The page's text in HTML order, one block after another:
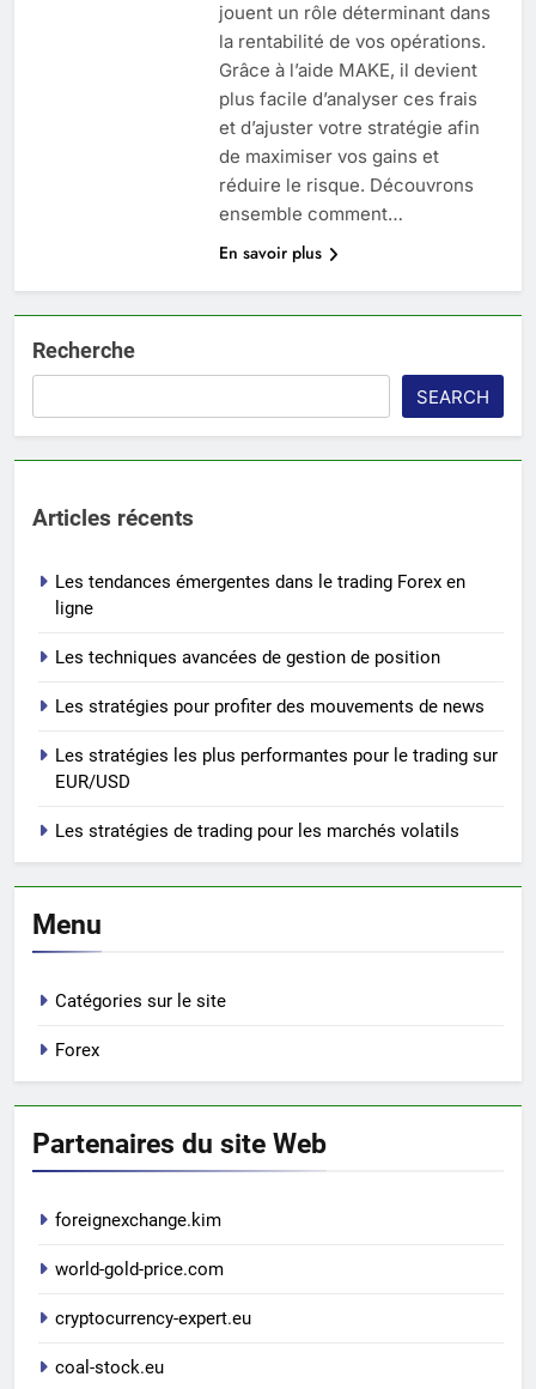
jouent un rôle déterminant dans
la rentabilité de vos opérations.
Grâce à l’aide MAKE, il devient
plus facile d’analyser ces frais
et d’ajuster votre stratégie afin
de maximiser vos gains et
réduire le risque. Découvrons
ensemble comment…
En savoir plus
Recherche
SEARCH
Articles récents
Les tendances émergentes dans le trading Forex en
ligne
Les techniques avancées de gestion de position
Les stratégies pour profiter des mouvements de news
Les stratégies les plus performantes pour le trading sur
EUR/USD
Les stratégies de trading pour les marchés volatils
Menu
Catégories sur le site
Forex
Partenaires du site Web
foreignexchange.kim
world-gold-price.com
cryptocurrency-expert.eu
coal-stock.eu